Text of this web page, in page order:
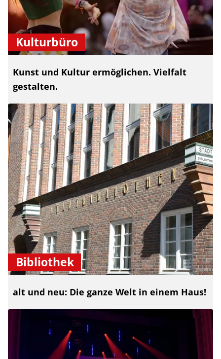
Kulturbüro
Kunst und Kultur ermöglichen. Vielfalt
gestalten.
Bibliothek
alt und neu: Die ganze Welt in einem Haus!